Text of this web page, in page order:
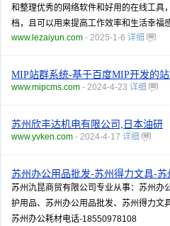
和整理优秀的网络软件和好用的在线工具
档，且可以用来提高工作效率和生活幸福感
www.lezaiyun.com - 2025-1-6 详细
MIP站群系统-基于百度MIP开发的
www.mipcms.com - 2024-4-23 详细
苏州欣丰达机电有限公司,日本油研
www.yvken.com - 2024-4-17 详细
苏州办公用品批发-苏州得力文具-苏
苏州氿昆商贸有限公司专业从事：苏州办
护用品、苏州办公用品批发、苏州得力文
苏州办公耗材电话-18550978108